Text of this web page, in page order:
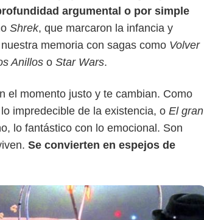
argumental o por simple
Shrek, que marcaron la infancia y
memoria con sagas como Volver
Anillos o Star Wars.
el momento justo y te cambian. Como
impredecible de la existencia, o El gran
lo fantástico con lo emocional. Son
Se convierten en espejos de